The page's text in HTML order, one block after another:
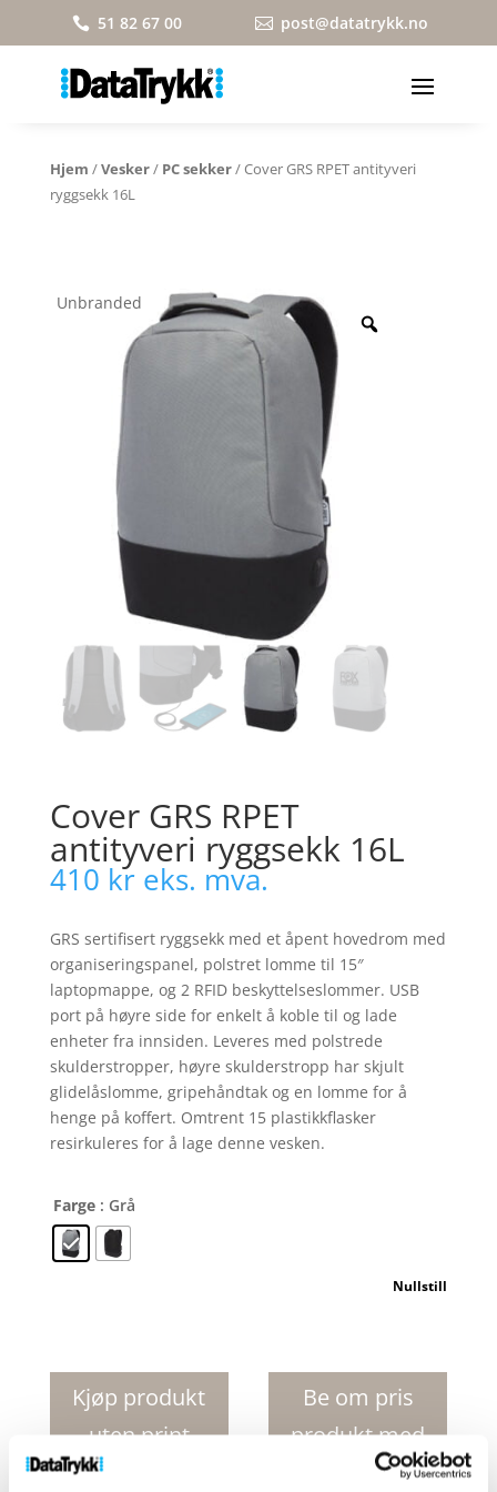
 51 82 67 00  post@datatrykk.no
Hjem /Vesker/ PC sekker/ Cover GRS RPET antityveri
ryggsekk 16L
Unbranded
Cover GRS RPET
antityveri ryggsekk 16L
410 kr eks. mva.
GRS sertifisert ryggsekk med et åpent hovedrom med
organiseringspanel, polstret lomme til 15″
laptopmappe, og 2 RFID beskyttelseslommer. USB
port på høyre side for enkelt å koble til og lade
enheter fra innsiden. Leveres med polstrede
skulderstropper, høyre skulderstropp har skjult
glidelåslomme, gripehåndtak og en lomme for å
henge på koffert. Omtrent 15 plastikkflasker
resirkuleres for å lage denne vesken.
Farge : Grå
Nullstill
RPET
antityveri
ryggsekk
16L
Kjøp produkt
uten print
Be om pris
produkt med
print